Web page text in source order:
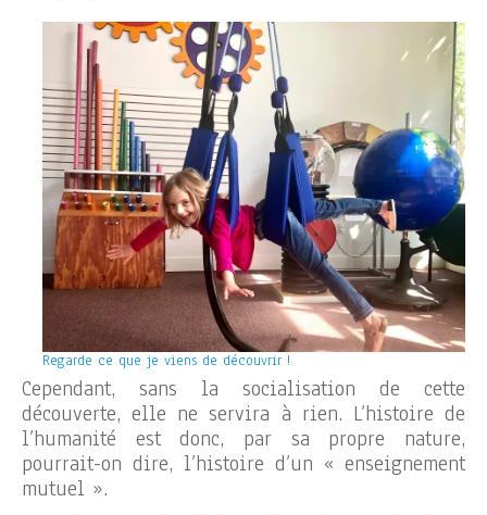
Regarde ce que je viens de découvrir !
Cependant, sans la socialisation de cette
découverte, elle ne servira à rien. L’histoire de
l’humanité est donc, par sa propre nature,
pourrait-on dire, l’histoire d’un « enseignement
mutuel ».